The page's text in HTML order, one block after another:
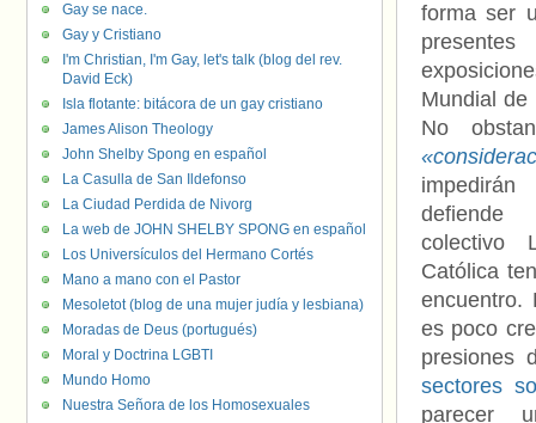
forma ser
Mundial de
No
defiende
colectivo
Católica
encuentro.
es poco
presiones
sectores
parecer
Gay se nace.
Gay y Cristiano
I'm Christian, I'm Gay, let's talk (blog del rev.
David Eck)
Isla flotante: bitácora de un gay cristiano
James Alison Theology
John Shelby Spong en español
La Casulla de San Ildefonso
La Ciudad Perdida de Nivorg
La web de JOHN SHELBY SPONG en español
Los Universículos del Hermano Cortés
Mano a mano con el Pastor
Mesoletot (blog de una mujer judía y lesbiana)
Moradas de Deus (portugués)
Moral y Doctrina LGBTI
Mundo Homo
Nuestra Señora de los Homosexuales